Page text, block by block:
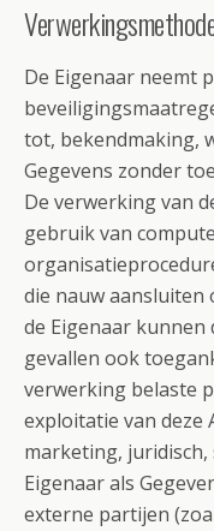
De Eigenaar neemt
tot, bekendmaking,
Gegevens zonder
De verwerking van
gebruik van
die nauw aansluiten
de Eigenaar kunnen
gevallen ook
verwerking belaste
exploitatie van deze
marketing,
Eigenaar als
externe partijen